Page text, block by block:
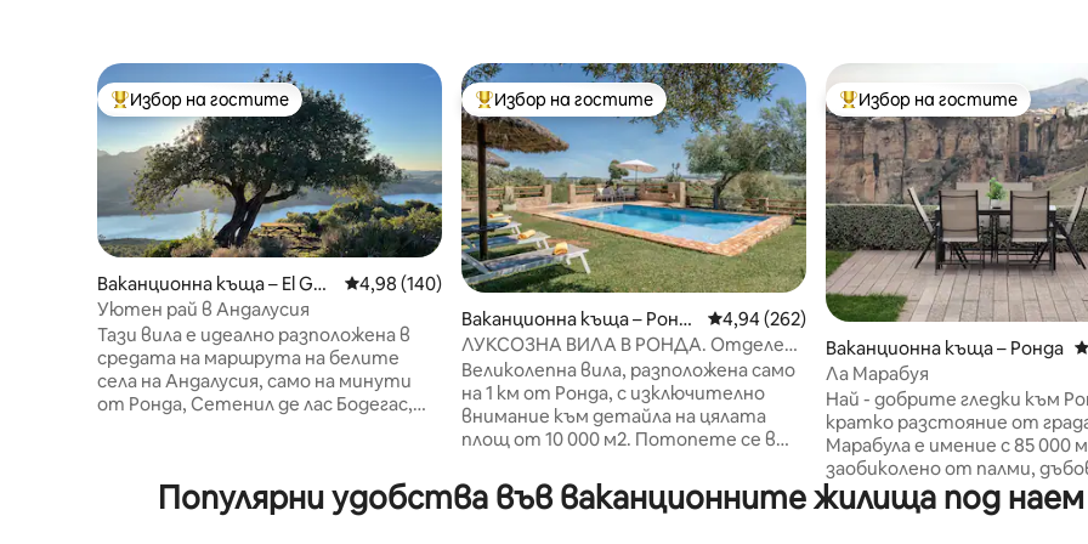
Най-популярен избор на гостите
Избор на гостите
Ваканционна къща – El Gas
tor
Средна оценка: 4,98 от 5, 140 отзива
4,98 (140)
Уютен рай в Андалусия
Тази вила е идеално разположена в
средата на маршрута на белите
села на Андалусия, само на минути
от Ронда, Сетенил де лас Бодегас,
Чудесно място да се насладите на
гастрономията и историята или
Най-популярен избор на гостите
Избор на гостите
Ваканционна къща – Ронд
а
Средна оценка: 4,94 от 5, 262 отзива
4,94 (262)
ЛУКСОЗНА ВИЛА В РОНДА. Отделен
басейн с изглед
Великолепна вила, разположена само
на 1 км от Ронда, с изключително
внимание към детайла на цялата
площ от 10 000 м2. Потопете се в
заобиколени от частни маслинови
гори, където можете да се
Най-популярен избор на
Избор на гостите
Ваканционна къща – Ронда
Ла Марабуя
Най - добрите гледки към
кратко разстояние от
Марабула е имение с 85 000
заобиколено от палми,
маслинови дървета, което
само на 1,5 км от стария
Популярни удобства във ваканционните жилища под наем